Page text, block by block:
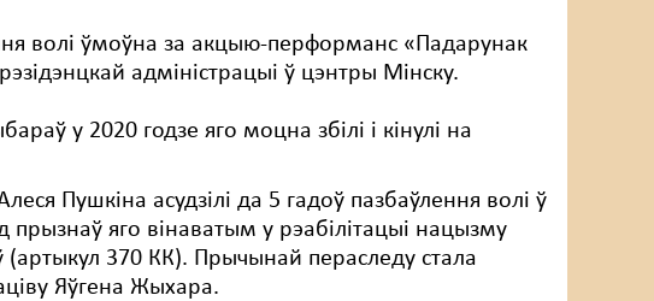
волі ўмоўна за акцыю-перформанс «Падарунак
адміністрацыі ў цэнтры Мінску.
у 2020 годзе яго моцна збілі і кінулі на
Пушкіна асудзілі да 5 гадоў пазбаўлення волі ў
прызнаў яго вінаватым у рэабілітацыі нацызму
(артыкул 370 КК). Прычынай пераследу стала
Яўгена Жыхара.